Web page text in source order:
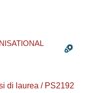
di laurea / PS2192